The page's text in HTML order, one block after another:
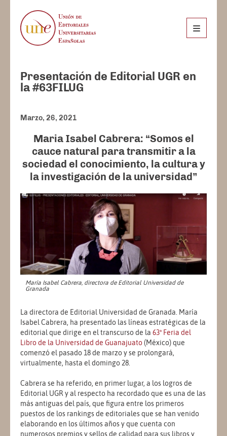
Presentación de Editorial UGR en
la #63FILUG
Marzo, 26, 2021
Maria Isabel Cabrera: “Somos el
cauce natural para transmitir a la
sociedad el conocimiento, la cultura y
la investigación de la universidad”
María Isabel Cabrera, directora de Editorial Universidad de
Granada
La directora de Editorial Universidad de Granada. María
Isabel Cabrera, ha presentado las líneas estratégicas de la
editorial que dirige en el transcurso de la 63ª Feria del
Libro de la Universidad de Guanajuato(México) que
comenzó el pasado 18 de marzo y se prolongará,
virtualmente, hasta el domingo 28.
Cabrera se ha referido, en primer lugar, a los logros de
Editorial UGR y al respecto ha recordado que es una de las
más antiguas del país, que figura entre los primeros
puestos de los rankings de editoriales que se han venido
elaborando en los últimos años y que cuenta con
numerosos premios y sellos de calidad para sus libros y